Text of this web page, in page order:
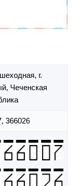
г.
Чеченская
366026